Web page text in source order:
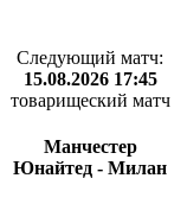
Следующий матч:
15.08.2026 17:45
товарищеский матч
Манчестер
Юнайтед - Милан